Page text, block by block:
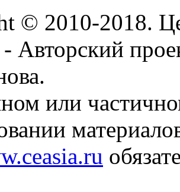
© 2010-2018.
- Авторский
или